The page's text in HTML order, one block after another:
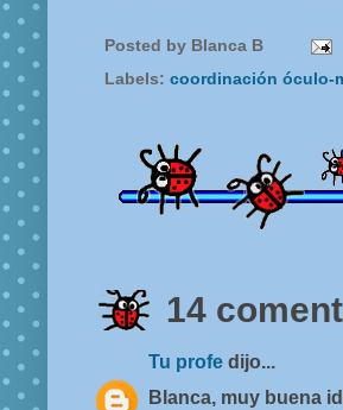
Posted by Blanca B
Labels: coordinación óculo-
14
Tu profe dijo...
Blanca, muy buena